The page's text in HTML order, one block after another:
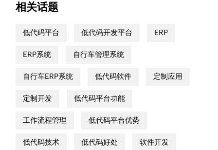
相关话题
低代码平台 低代码开发平台 ERP
ERP系统 自行车管理系统
自行车ERP系统 低代码软件 定制应用
定制开发 低代码平台功能
工作流程管理 低代码平台优势
低代码技术 低代码好处 软件开发